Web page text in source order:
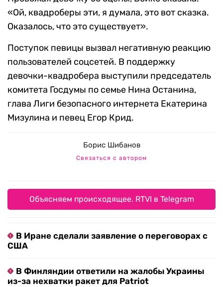
«Ой, квадроберы эти, я думала, это вот сказка.
Оказалось, что это существует».
Поступок певицы вызвал негативную реакцию
пользователей соцсетей. В поддержку
девочки-квадробера выступили председатель
комитета Госдумы по семье Нина Останина,
глава Лиги безопасного интернета Екатерина
Мизулина и певец Егор Крид.
Борис Шибанов
Связаться с автором
Объясняем происходящее. RTVI в Telegram
В Иране сделали заявление о переговорах с
США
В Финляндии ответили на жалобы Украины
из-за нехватки ракет для Patriot